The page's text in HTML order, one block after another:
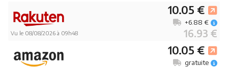
Vu le 08/08/2026 à 09h48
10.05 €
16.93 €
+6.88 €
10.05 €
gratuite